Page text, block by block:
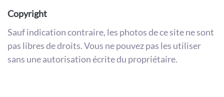
Copyright
Sauf indication contraire, les photos de ce site ne sont
pas libres de droits. Vous ne pouvez pas les utiliser
sans une autorisation écrite du propriétaire.